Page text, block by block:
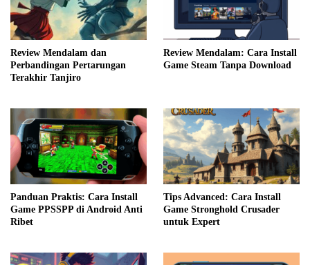
Review Mendalam dan
Perbandingan Pertarungan
Terakhir Tanjiro
Review Mendalam: Cara Install
Game Steam Tanpa Download
Panduan Praktis: Cara Install
Game PPSSPP di Android Anti
Ribet
Tips Advanced: Cara Install
Game Stronghold Crusader
untuk Expert